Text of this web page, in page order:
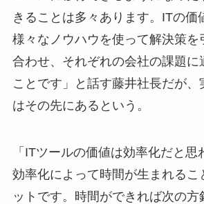
きることは多々あります。ITの価
様々なノウハウを使って解決策を
合わせ、それぞれの会社の課題に
ことです」と話す藤井社長だが、
はその先にあるという。
「ITツールの価値は効率化だと思
効率化によって時間が生まれるこ
ットです。時間ができれば次の方